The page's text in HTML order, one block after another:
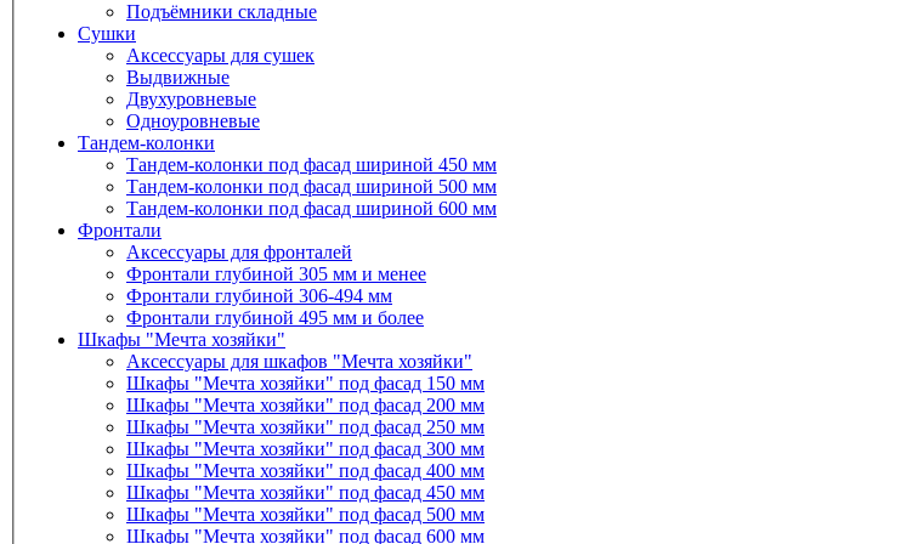
Подъёмники складные
Сушки
Аксессуары для сушек
Выдвижные
Двухуровневые
Одноуровневые
Тандем-колонки
Тандем-колонки под фасад шириной 450 мм
Тандем-колонки под фасад шириной 500 мм
Тандем-колонки под фасад шириной 600 мм
Фронтали
Аксессуары для фронталей
Фронтали глубиной 305 мм и менее
Фронтали глубиной 306-494 мм
Фронтали глубиной 495 мм и более
Шкафы "Мечта хозяйки"
Аксессуары для шкафов "Мечта хозяйки"
Шкафы "Мечта хозяйки" под фасад 150 мм
Шкафы "Мечта хозяйки" под фасад 200 мм
Шкафы "Мечта хозяйки" под фасад 250 мм
Шкафы "Мечта хозяйки" под фасад 300 мм
Шкафы "Мечта хозяйки" под фасад 400 мм
Шкафы "Мечта хозяйки" под фасад 450 мм
Шкафы "Мечта хозяйки" под фасад 500 мм
Шкафы "Мечта хозяйки" под фасад 600 мм